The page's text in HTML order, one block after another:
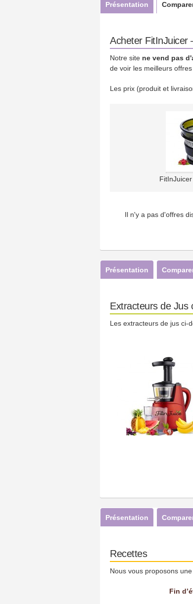
Présentation
Acheter FitInJuicer
Notre site ne vend pas
de voir les meilleurs offres
Les prix (produit et
Il n'y a pas d'offres
Présentation
Extracteurs de Jus
Les extracteurs de jus ci-
Présentation
Recettes
Nous vous proposons
Fin